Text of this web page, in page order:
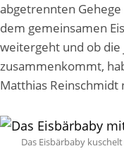
abgetrennten
dem gemeinsamen
weitergeht und ob
zusammenkommt,
Matthias Reinschmidt
Das Eisbärbaby